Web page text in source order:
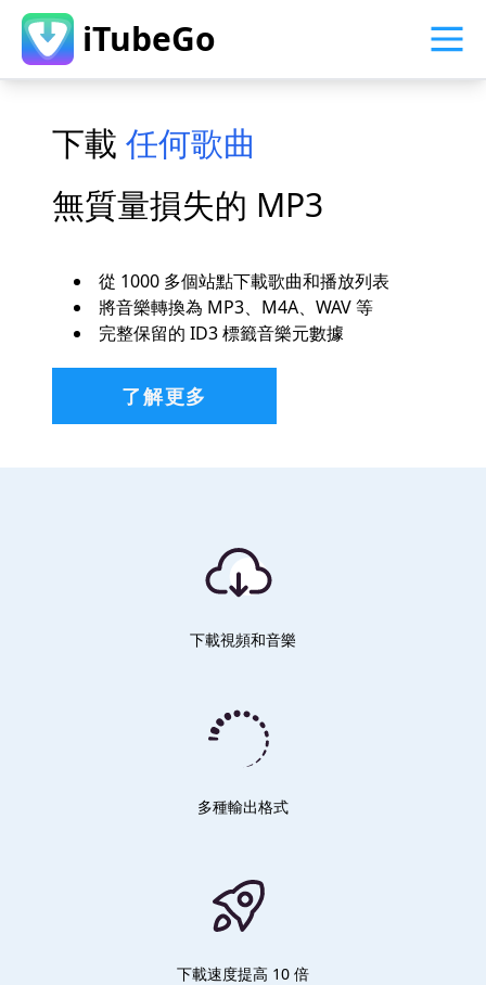
iTubeGo
下載 任何歌曲
無質量損失的 MP3
從 1000 多個站點下載歌曲和播放列表
將音樂轉換為 MP3、M4A、WAV 等
完整保留的 ID3 標籤音樂元數據
了解更多
下載視頻和音樂
多種輸出格式
下載速度提高 10 倍